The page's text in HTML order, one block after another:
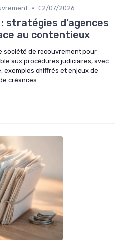
• 02/07/2026
stratégies d’agences
au contentieux
société de recouvrement pour
aux procédures judiciaires, avec
exemples chiffrés et enjeux de
créances.